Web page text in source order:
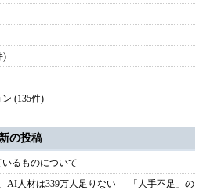
)
(135件)
の投稿
るものについて
AI人材は339万人足りない----「人手不足」の